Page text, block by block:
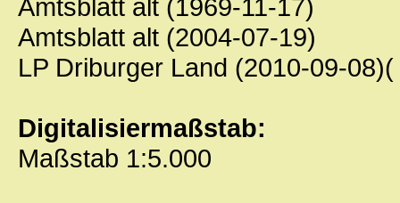
Amtsblatt alt (1969-11-17)
Amtsblatt alt (2004-07-19)
LP Driburger Land (2010-09-
Digitalisiermaßstab:
Maßstab 1:5.000